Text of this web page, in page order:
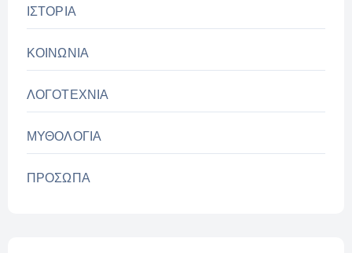
ΙΣΤΟΡΙΑ
ΚΟΙΝΩΝΙΑ
ΛΟΓΟΤΕΧΝΙΑ
ΜΥΘΟΛΟΓΙΑ
ΠΡΟΣΩΠΑ